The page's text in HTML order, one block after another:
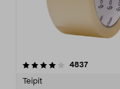
4837arvostelut
Teipit
4.5 viidestä